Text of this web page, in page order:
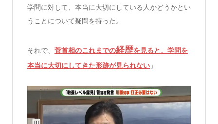
学問に対して、本当に大切にしている人かどうかとい
うことについて疑問を持った。
それで、 菅首相のこれまでの経歴を見ると、学問を
本当に大切にしてきた形跡が見られない」